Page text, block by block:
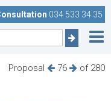
034 533 34 35
Proposal 76 of 280